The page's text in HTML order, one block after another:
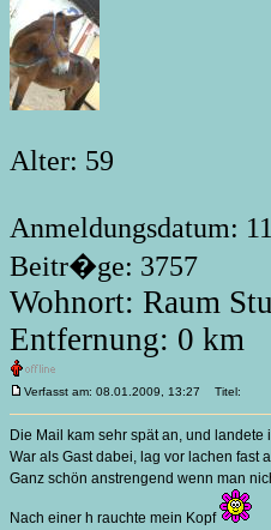
Alter: 59
Anmeldungsdatum:
Beitr�ge: 3757
Wohnort: Raum
Entfernung: 0 km
Verfasst am: 08.01.2009, 13:27 Titel:
Die Mail kam sehr spät an, und landete
War als Gast dabei, lag vor lachen fast
Ganz schön anstrengend wenn man
Nach einer h rauchte mein Kopf